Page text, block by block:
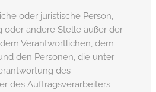
oder juristische Person,
oder andere Stelle außer der
Verantwortlichen, dem
den Personen, die unter
des
des Auftragsverarbeiters